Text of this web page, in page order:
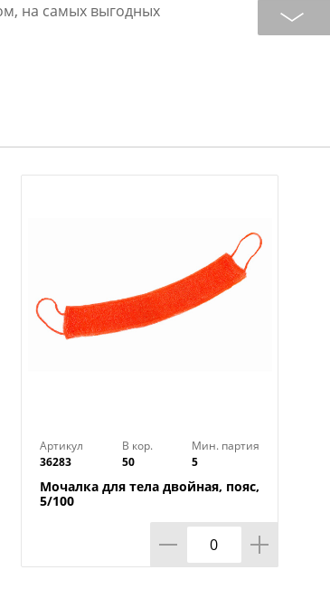
на самых выгодных
Артикул
36283
В кор.
50
Мин. партия
5
Мочалка для тела двойная, пояс,
5/100